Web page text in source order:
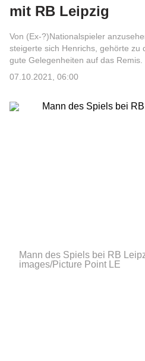
mit RB Leipzig
Von (Ex-?)Nationalspieler
steigerte sich Henrichs, gehörte zu
gute Gelegenheiten auf das
07.10.2021, 06:00
Mann des Spiels bei RB
images/Picture Point LE